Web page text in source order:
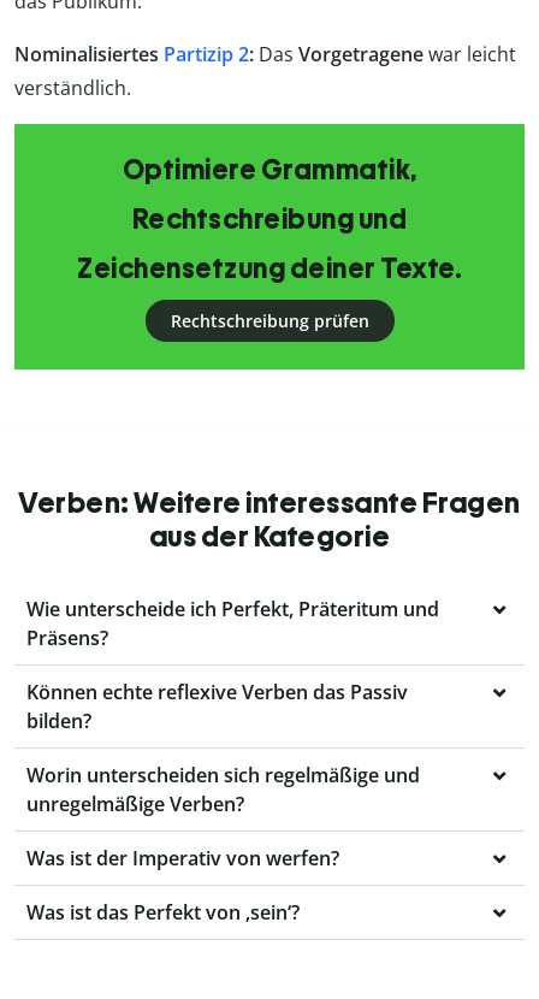
Nominalisiertes Partizip 2: Das Vorgetragenewar leicht
verständlich.
Optimiere Grammatik,
Rechtschreibung und
Zeichensetzung deiner Texte.
Rechtschreibung prüfen
Verben: Weitere interessante Fragen
aus der Kategorie
Wie unterscheide ich Perfekt, Präteritum und
Präsens?
Können echte reflexive Verben das Passiv
bilden?
Worin unterscheiden sich regelmäßige und
unregelmäßige Verben?
Was ist der Imperativ von werfen?
Was ist das Perfekt von ‚sein‘?